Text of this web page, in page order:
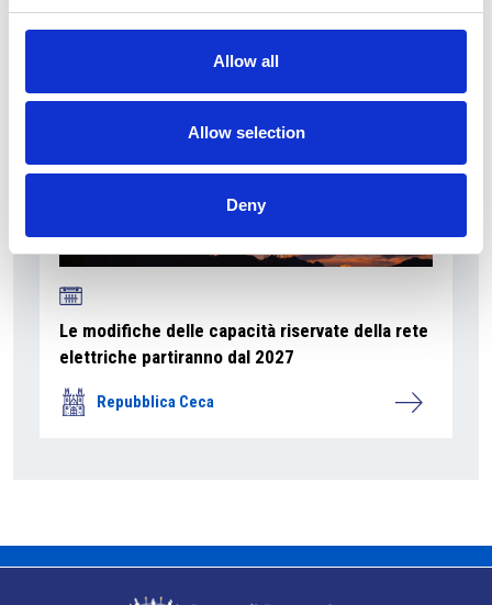
Allow all
Allow selection
Deny
Le modifiche delle capacità riservate della rete
elettriche partiranno dal 2027
Repubblica Ceca